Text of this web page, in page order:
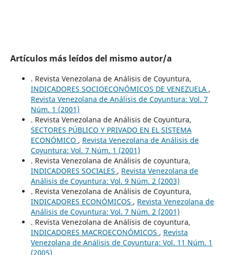
Artículos más leídos del mismo autor/a
. Revista Venezolana de Análisis de Coyuntura,
INDICADORES SOCIOECONÓMICOS DE VENEZUELA ,
Revista Venezolana de Análisis de Coyuntura: Vol. 7
Núm. 1 (2001)
. Revista Venezolana de Análisis de Coyuntura,
SECTORES PÚBLICO Y PRIVADO EN EL SISTEMA
ECONÓMICO , Revista Venezolana de Análisis de
Coyuntura: Vol. 7 Núm. 1 (2001)
. Revista Venezolana de Análisis de coyuntura,
INDICADORES SOCIALES , Revista Venezolana de
Análisis de Coyuntura: Vol. 9 Núm. 2 (2003)
. Revista Venezolana de Análisis de Coyuntura,
INDICADORES ECONÓMICOS , Revista Venezolana de
Análisis de Coyuntura: Vol. 7 Núm. 2 (2001)
. Revista Venezolana de Análisis de coyuntura,
INDICADORES MACROECONÓMICOS , Revista
Venezolana de Análisis de Coyuntura: Vol. 11 Núm. 1
(2005)